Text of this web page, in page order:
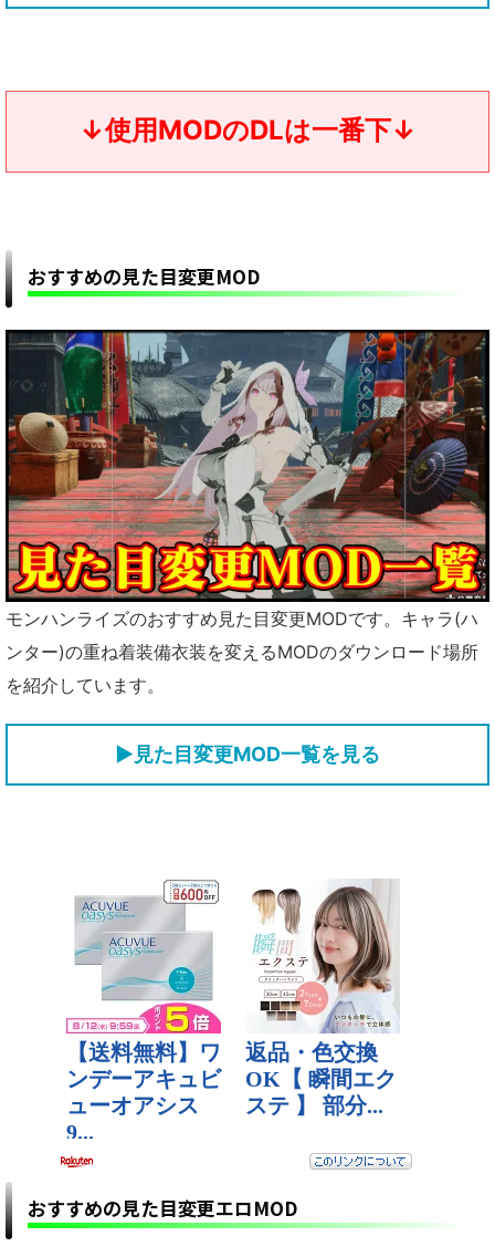
↓使用MODのDLは一番下↓
おすすめの見た目変更MOD
モンハンライズのおすすめ見た目変更MODです。キャラ(ハ
ンター)の重ね着装備衣装を変えるMODのダウンロード場所
を紹介しています。
▶見た目変更MOD一覧を見る
おすすめの見た目変更エロMOD